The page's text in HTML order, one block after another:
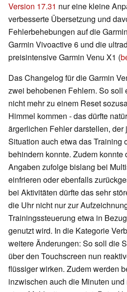
Version 17.31 nur eine kleine
verbesserte Übersetzung und
Fehlerbehebungen auf die
Garmin Vivoactive 6 und die
preisintensive Garmin Venu X1 (
Das Changelog für die Garmin
zwei behobenen Fehlern. So soll
nicht mehr zu einem Reset
Himmel kommen - das dürfte
ärgerlichen Fehler darstellen, der
Situation auch etwa das Training
behindern konnte. Zudem konnte
Angaben zufolge bislang bei
einfrieren oder ebenfalls
bei Aktivitäten dürfte das sehr
die Uhr nicht nur zur
Trainingssteuerung etwa in
genutzt wird. In die Kategorie
weitere Änderungen: So soll die
über den Touchscreen nun
flüssiger wirken. Zudem werden
inzwischen auch die Minuten